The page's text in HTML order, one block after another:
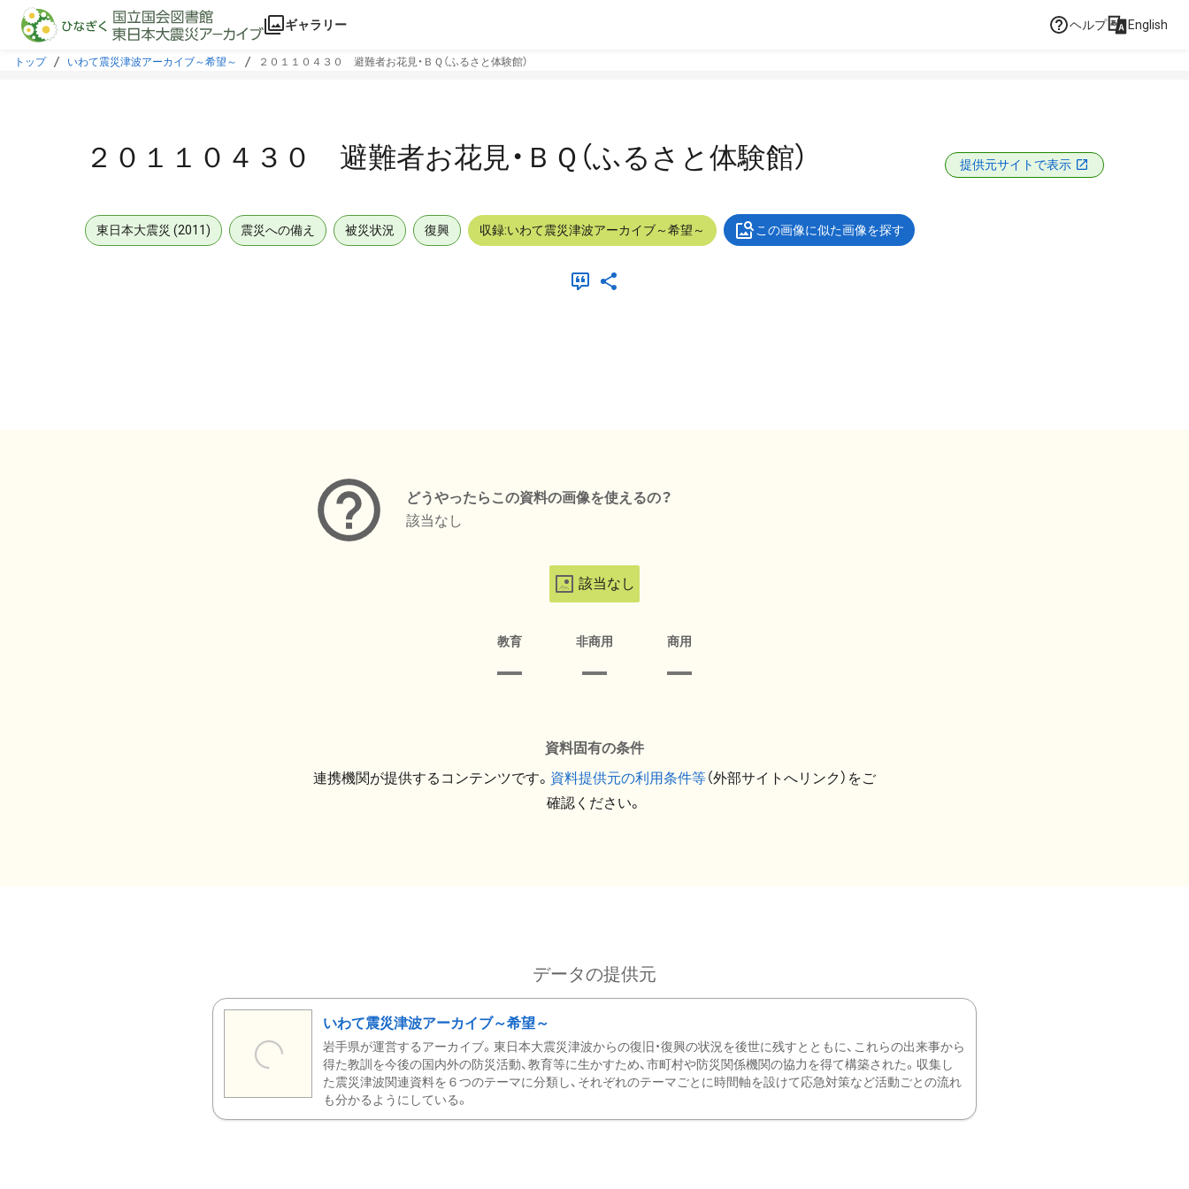
本文に飛ぶ
ギャラリー ヘルプ English
トップ いわて震災津波アーカイブ～希望～ ２０１１０４３０ 避難者お花見・ＢＱ（ふるさと体験館）
２０１１０４３０ 避難者お花見・ＢＱ（ふるさと体験館） 提供元サイトで表示
東日本大震災 (2011) 震災への備え 被災状況 復興 収録:いわて震災津波アーカイブ～希望～ この画像に似た画像を探す
どうやったらこの資料の画像を使えるの？
該当なし
該当なし
教育 非商用 商用
資料固有の条件
連携機関が提供するコンテンツです。 資料提供元の利用条件等（外部サイトへリンク）をご
確認ください。
データの提供元
いわて震災津波アーカイブ～希望～
岩手県が運営するアーカイブ。東日本大震災津波からの復旧・復興の状況を後世に残すとともに、これらの出来事から
得た教訓を今後の国内外の防災活動、教育等に生かすため、市町村や防災関係機関の協力を得て構築された。収集し
た震災津波関連資料を６つのテーマに分類し、それぞれのテーマごとに時間軸を設けて応急対策など活動ごとの流れ
も分かるようにしている。